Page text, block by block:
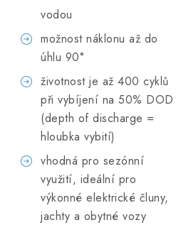
vodou
možnost náklonu až do
úhlu 90°
životnost je až 400 cyklů
při vybíjení na 50% DOD
(depth of discharge =
hloubka vybití)
vhodná pro sezónní
využití, ideální pro
výkonné elektrické čluny,
jachty a obytné vozy